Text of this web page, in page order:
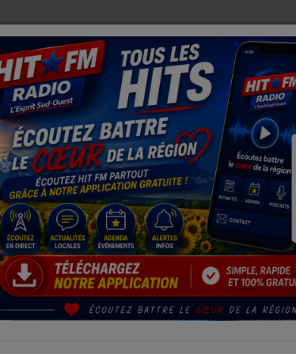
: LES RESTRICTIONS D'EAU SE DURCISSENT
le Centre hospitalier de Tarbes-Lourdes contraint
raison d'une importante panne informatique
informatique majeure, le Centre hospitalier de